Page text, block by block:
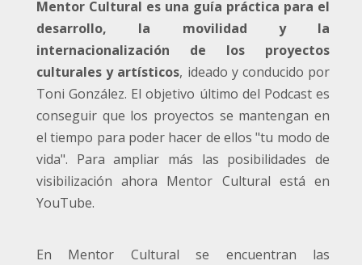
Mentor Cultural es una guía práctica para el
desarrollo, la movilidad y la
internacionalización de los proyectos
culturales y artísticos, ideado y conducido por
Toni González. El objetivo último del Podcast es
conseguir que los proyectos se mantengan en
el tiempo para poder hacer de ellos "tu modo de
vida". Para ampliar más las posibilidades de
visibilización ahora Mentor Cultural está en
YouTube.
En Mentor Cultural se encuentran las